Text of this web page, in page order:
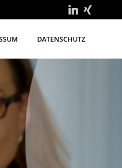
DATENSCHUTZ